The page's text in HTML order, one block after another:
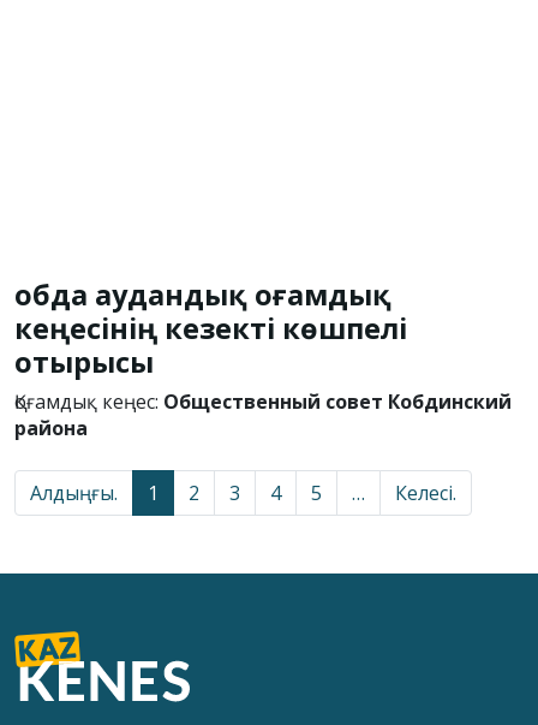
Қобда аудандық Қоғамдық
кеңесінің кезекті көшпелі
отырысы
Қоғамдық кеңес: Общественный совет Кобдинский
района
Алдыңғы. 1 2 3 4 5 … Келесі.